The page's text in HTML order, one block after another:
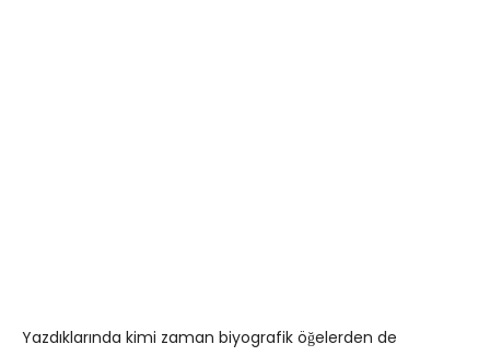
Yazdıklarında kimi zaman biyografik öğelerden de